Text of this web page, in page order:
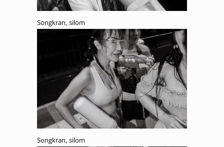
Songkran, silom
Songkran, silom